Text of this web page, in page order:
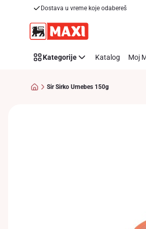
Dostava u vreme koje odabereš
Kategorije Katalog Moj
Sir Sirko Urnebes 150g